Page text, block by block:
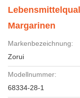
Margarinen
Markenbezeichnung:
Zorui
Modellnummer:
68334-28-1